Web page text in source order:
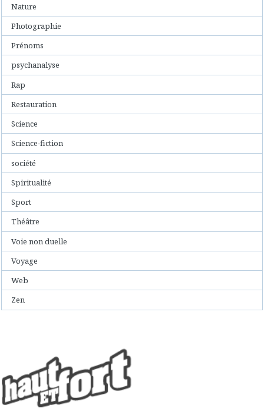
Nature
Photographie
Prénoms
psychanalyse
Rap
Restauration
Science
Science-fiction
société
Spiritualité
Sport
Théâtre
Voie non duelle
Voyage
Web
Zen